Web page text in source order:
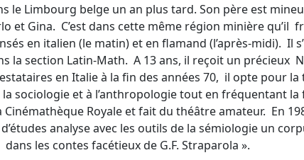
le Limbourg belge un an plus tard. Son père est
et Gina. C’est dans cette même région minière qu’il
en italien (le matin) et en flamand (l’après-midi). Il
la section Latin-Math. A 13 ans, il reçoit un précieux
en Italie à la fin des années 70, il opte pour la
sociologie et à l’anthropologie tout en fréquentant la
Royale et fait du théâtre amateur. En
analyse avec les outils de la sémiologie un
les contes facétieux de G.F. Straparola ».